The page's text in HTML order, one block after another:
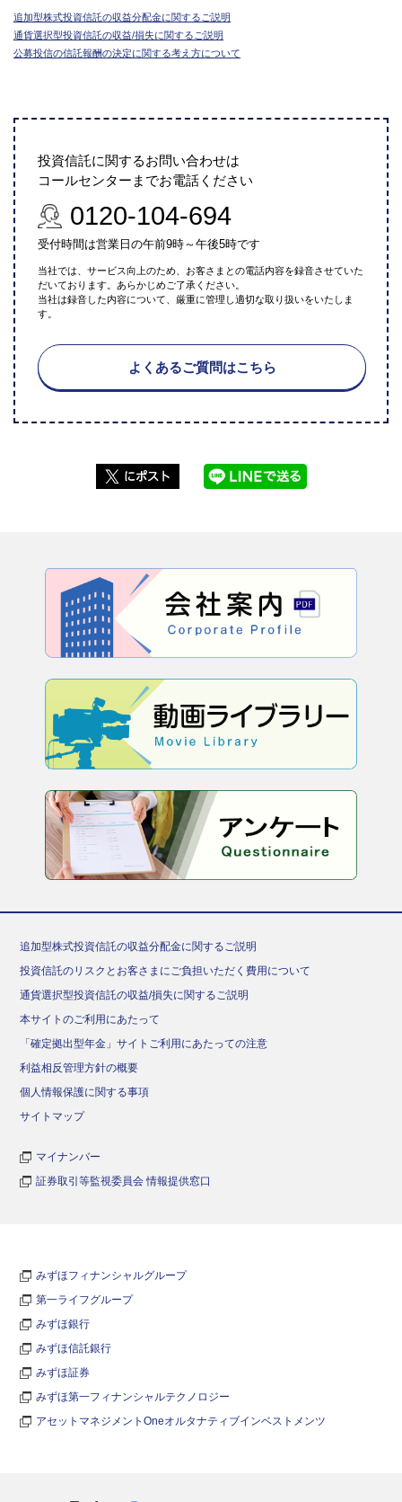
追加型株式投資信託の収益分配金に関するご説明
通貨選択型投資信託の収益/損失に関するご説明
公募投信の信託報酬の決定に関する考え方について
投資信託に関するお問い合わせは
コールセンターまでお電話ください
0120-104-694
受付時間は営業日の午前9時～午後5時です
当社では、サービス向上のため、お客さまとの電話内容を録音させていた
だいております。あらかじめご了承ください。
当社は録音した内容について、厳重に管理し適切な取り扱いをいたしま
す。
よくあるご質問はこちら
追加型株式投資信託の収益分配金に関するご説明
投資信託のリスクとお客さまにご負担いただく費用について
通貨選択型投資信託の収益/損失に関するご説明
本サイトのご利用にあたって
「確定拠出型年金」サイトご利用にあたっての注意
利益相反管理方針の概要
個人情報保護に関する事項
サイトマップ
マイナンバー
証券取引等監視委員会 情報提供窓口
みずほフィナンシャルグループ
第一ライフグループ
みずほ銀行
みずほ信託銀行
みずほ証券
みずほ第一フィナンシャルテクノロジー
アセットマネジメントOneオルタナティブインベストメンツ